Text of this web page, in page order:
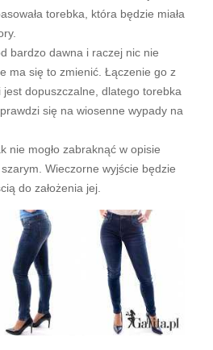
torebka, która będzie miała
bardzo dawna i raczej nic nie
ma się to zmienić. Łączenie go z
dopuszczalne, dlatego torebka
się na wiosenne wypady na
nie mogło zabraknąć w opisie
Wieczorne wyjście będzie
do założenia jej.